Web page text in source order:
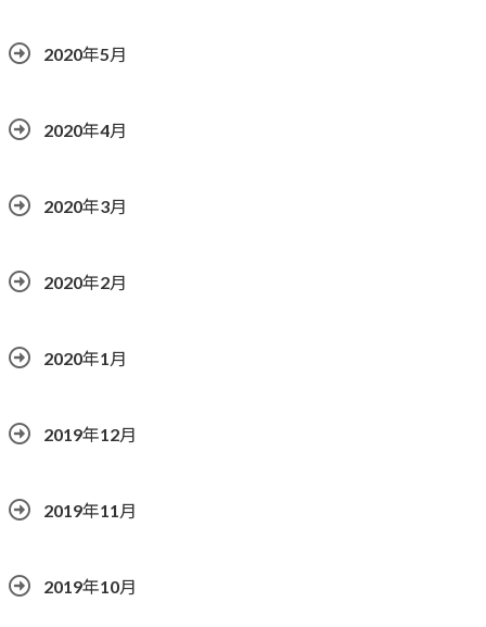
2020年5月
2020年4月
2020年3月
2020年2月
2020年1月
2019年12月
2019年11月
2019年10月